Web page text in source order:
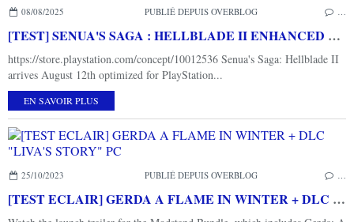
08/08/2025 PUBLIÉ DEPUIS OVERBLOG
[TEST] SENUA'S SAGA : HELLBLADE II ENHANCED PS5 : La claque visuelle et narrative dans sa version ultime arrive enfin sur PS5!
https://store.playstation.com/concept/10012536 Senua's Saga: Hellblade II
arrives August 12th optimized for PlayStation...
EN SAVOIR PLUS
25/10/2023 PUBLIÉ DEPUIS OVERBLOG
[TEST ECLAIR] GERDA A FLAME IN WINTER + DLC "LIVA'S STORY" PC